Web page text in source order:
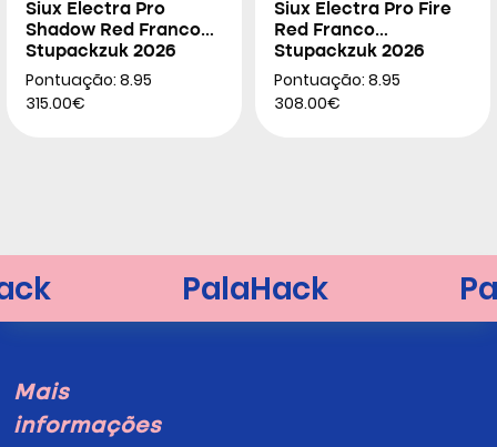
Siux Electra Pro
Shadow Red Franco
Stupackzuk 2026
Pontuação: 8.95
315.00€
Siux Electra Pro Fire
Red Franco
Stupackzuk 2026
Pontuação: 8.95
308.00€
Mais
informações